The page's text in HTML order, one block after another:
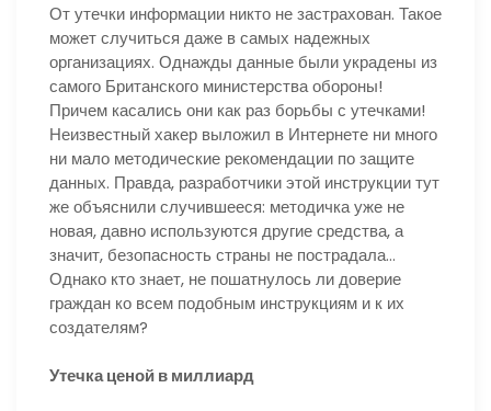
От утечки информации никто не застрахован. Такое
может случиться даже в самых надежных
организациях. Однажды данные были украдены из
самого Британского министерства обороны!
Причем касались они как раз борьбы с утечками!
Неизвестный хакер выложил в Интернете ни много
ни мало методические рекомендации по защите
данных. Правда, разработчики этой инструкции тут
же объяснили случившееся: методичка уже не
новая, давно используются другие средства, а
значит, безопасность страны не пострадала…
Однако кто знает, не пошатнулось ли доверие
граждан ко всем подобным инструкциям и к их
создателям?
Утечка ценой в миллиард